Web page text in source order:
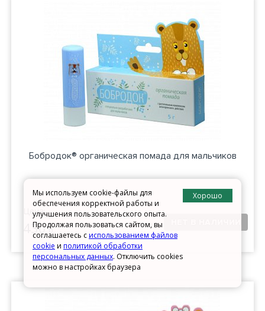
Бобродок® органическая помада для мальчиков
Цена:
430 р.
Мы используем cookie-файлы для
обеспечения корректной работы и
улучшения пользовательского опыта.
Продолжая пользоваться сайтом, вы
соглашаетесь сиспользованием файлов
cookie и политикой обработки
персональных данных. Отключить cookies
можно в настройках браузера
Хорошо